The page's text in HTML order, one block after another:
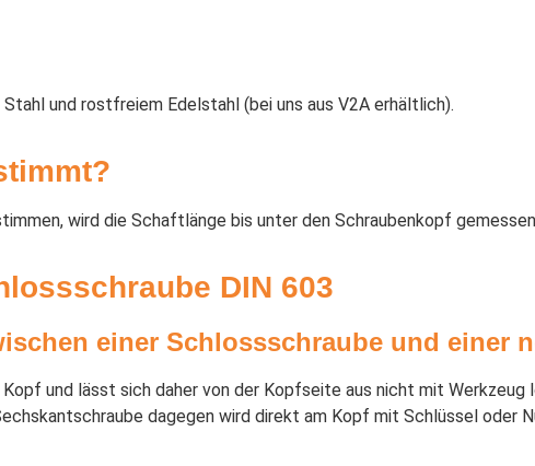
und rostfreiem Edelstahl (bei uns aus V2A erhältlich).
wird die Schaftlänge bis unter den Schraubenkopf
DIN 603
einer Schlossschraube und einer
und lässt sich daher von der Kopfseite aus nicht mit
dagegen wird direkt am Kopf mit Schlüssel oder